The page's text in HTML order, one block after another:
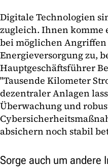
Digitale Technologien
zugleich. Ihnen komme
bei möglichen Angriffen
Energieversorgung zu,
Hauptgeschäftsführer
"Tausende Kilometer
dezentraler Anlagen
Überwachung und
absichern noch stabil
Sorge auch um andere